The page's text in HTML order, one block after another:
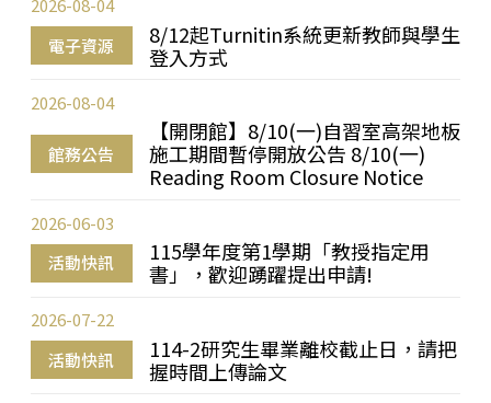
電子資源
8/12起Turnitin系統更新教師與學生
登入方式
2026-08-04
館務公告
【開閉館】8/10(一)自習室高架地板
施工期間暫停開放公告 8/10(一)
Reading Room Closure Notice
2026-08-04
活動快訊
115學年度第1學期「教授指定用
書」，歡迎踴躍提出申請!
2026-06-03
活動快訊
114-2研究生畢業離校截止日，請把
握時間上傳論文
2026-07-22